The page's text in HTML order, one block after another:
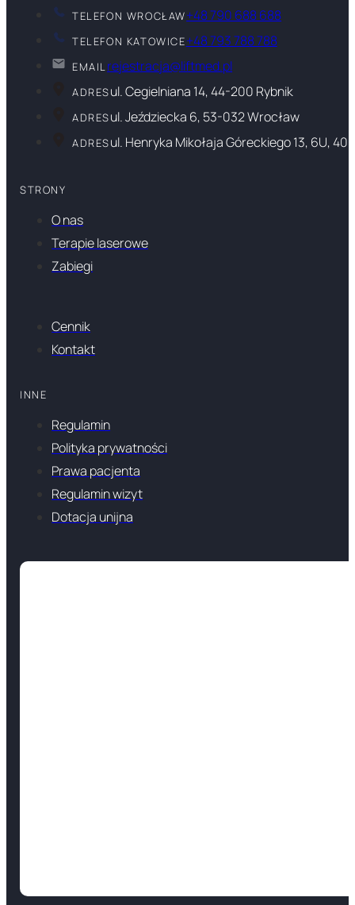
TELEFON WROCŁAW+48 790 688 688
TELEFON KATOWICE+48 793 788 788
EMAILrejestracja@liftmed.pl
ADRESul. Cegielniana 14, 44-200 Rybnik
ADRESul. Jeździecka 6, 53-032 Wrocław
ADRESul. Henryka Mikołaja Góreckiego 13, 6U,
STRONY
O nas
Terapie laserowe
Zabiegi
Cennik
Kontakt
INNE
Regulamin
Polityka prywatności
Prawa pacjenta
Regulamin wizyt
Dotacja unijna